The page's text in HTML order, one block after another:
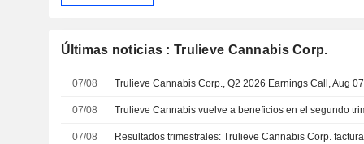
Últimas noticias : Trulieve Cannabis Corp.
07/08 Trulieve Cannabis Corp., Q2 2026 Earnings Call, Aug
07/08
07/08